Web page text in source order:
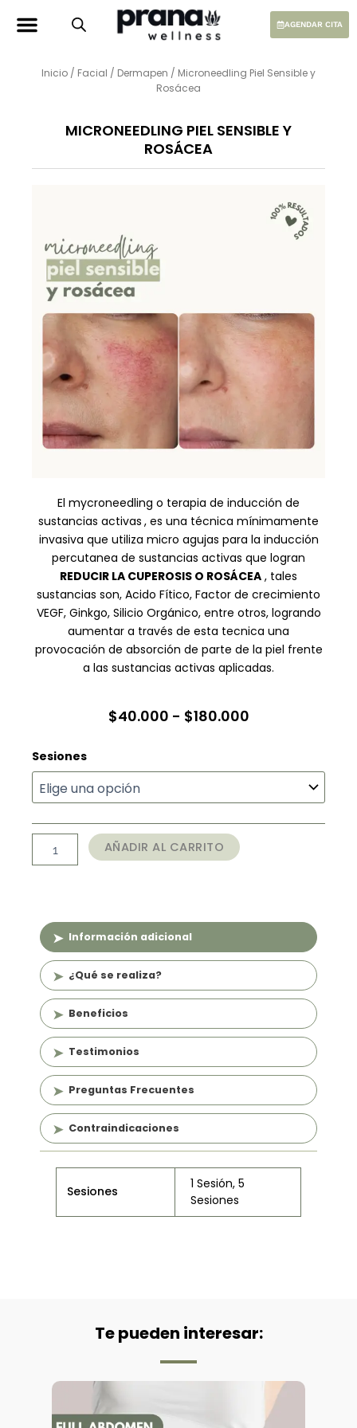
AGENDAR CITA
Inicio / Facial / Dermapen / Microneedling Piel Sensible y
Rosácea
MICRONEEDLING PIEL SENSIBLE Y
ROSÁCEA
El mycroneedling o terapia de inducción de
sustancias activas , es una técnica mínimamente
invasiva que utiliza micro agujas para la inducción
percutanea de sustancias activas que logran
REDUCIR LA CUPEROSIS O ROSÁCEA , tales
sustancias son, Acido Fítico, Factor de crecimiento
VEGF, Ginkgo, Silicio Orgánico, entre otros, logrando
aumentar a través de esta tecnica una
provocación de absorción de parte de la piel frente
a las sustancias activas aplicadas.
$40.000 - $180.000Rango
$40.000
hasta
Sesiones
Microneedling
Piel
Sensible
y
cantidad
AÑADIR AL CARRITO
Información adicional
¿Qué se realiza?
Beneficios
Testimonios
Preguntas Frecuentes
Contraindicaciones
Sesiones
1 Sesión, 5
Sesiones
Te pueden interesar: